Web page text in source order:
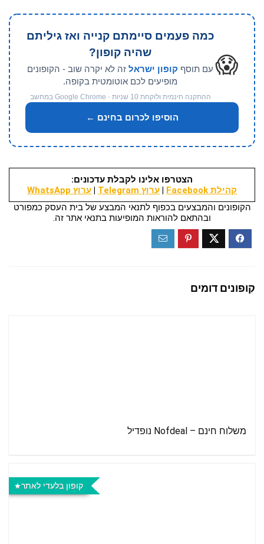
😱
כמה פעמים סיימתם קנייה ואז גיליתם
שהיה קופון?
עם תוסף קופון ישראל זה לא יקרה שוב - הקופונים
מופיעים לכם אוטומטית בקופה.
ההתקנה חינמית ולוקחת 10 שניות · Google Chrome במחשב
הוסיפו לכרום בחינם ←
הצטרפו אלינו לקבלת עדכונים:
קהילת Facebook
| ערוץ Telegram | ערוץ WhatsApp
הקופונים והמבצעים בכפוף לתנאי המבצע של בית העסק כמפורט
ובהתאם להוראות המופיעות בתנאי אתר זה.
קופונים דומים
משלוח חינם – Nofdeal נופדיל
קופון בלעדי לאתר